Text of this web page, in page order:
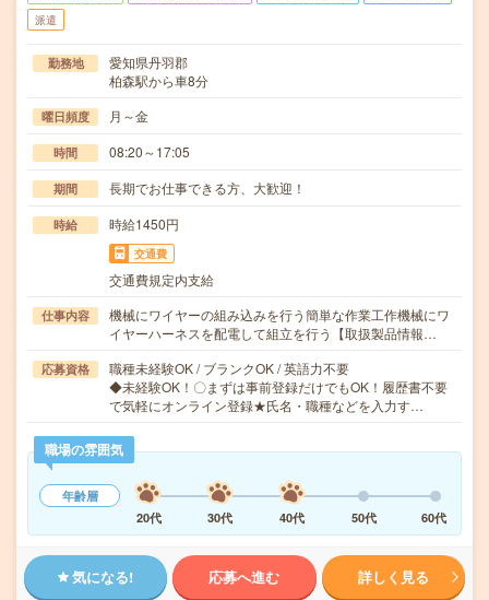
派遣
勤務地
愛知県丹羽郡
柏森駅から車8分
曜日頻度 月～金
時間 08:20～17:05
期間 長期でお仕事できる方、大歓迎！
時給 時給1450円
交通費
交通費規定内支給
仕事内容
機械にワイヤーの組み込みを行う簡単な作業工作機械にワ
イヤーハーネスを配電して組立を行う【取扱製品情報…
応募資格
職種未経験OK / ブランクOK / 英語力不要
◆未経験OK！〇まずは事前登録だけでもOK！履歴書不要
で気軽にオンライン登録★氏名・職種などを入力す…
職場の雰囲気
年齢層
20代
30代 40代 50代 60代
気になる! 応募へ進む 詳しく見る